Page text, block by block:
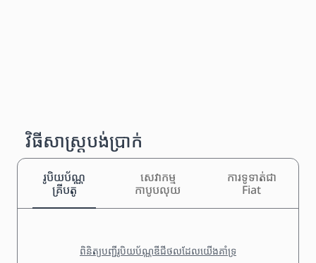
វិធីសាស្រ្តបង់ប្រាក់
រូបិយប័ណ្ណ
គ្រីបតូ
សេវាកម្ម
កាបូបលុយ
ការទូទាត់ជា
Fiat
ពិនិត្យបញ្ជីរូបិយប័ណ្ណឌីជីថលដែលយើងគាំទ្រ